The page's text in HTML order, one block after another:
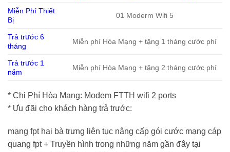
Miễn Phí Thiết
Bị
01 Moderm Wifi 5
Trả trước 6
tháng
Miễn phí Hòa Mạng + tặng 1 tháng cước phí
Trả trước 1
năm
Miễn phí Hòa Mạng + tặng 2 tháng cước phí
* Chi Phí Hòa Mạng: Modem FTTH wifi 2 ports
* Ưu đãi cho khách hàng trả trước:
mạng fpt hai bà trưng liên tục nâng cấp gói cước mạng cáp
quang fpt + Truyền hình trong những năm gần đây tại